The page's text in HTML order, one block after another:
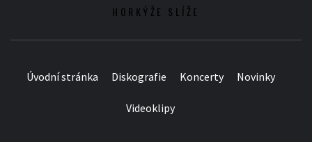
HORKÝŽE SLÍŽE
Úvodní stránka Diskografie Koncerty Novinky
Videoklipy